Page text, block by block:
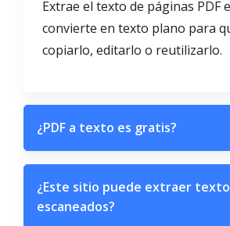
Extrae el texto de páginas PDF
convierte en texto plano para
copiarlo, editarlo o reutilizarlo.
¿PDF a texto es gratis?
¿Este sitio puede extraer texto
escaneados?